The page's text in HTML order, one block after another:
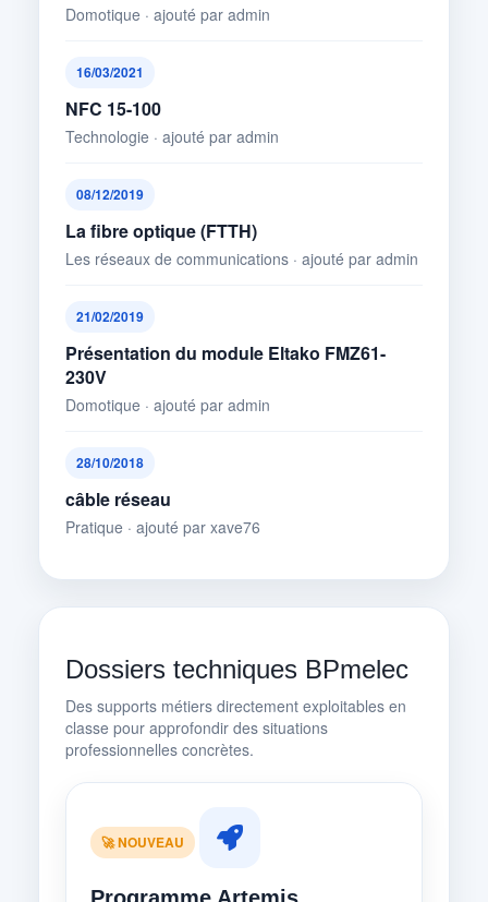
Domotique · ajouté par admin
16/03/2021
NFC 15-100
Technologie · ajouté par admin
08/12/2019
La fibre optique (FTTH)
Les réseaux de communications · ajouté par admin
21/02/2019
Présentation du module Eltako FMZ61-
230V
Domotique · ajouté par admin
28/10/2018
câble réseau
Pratique · ajouté par xave76
Dossiers techniques BPmelec
Des supports métiers directement exploitables en
classe pour approfondir des situations
professionnelles concrètes.
🚀 NOUVEAU